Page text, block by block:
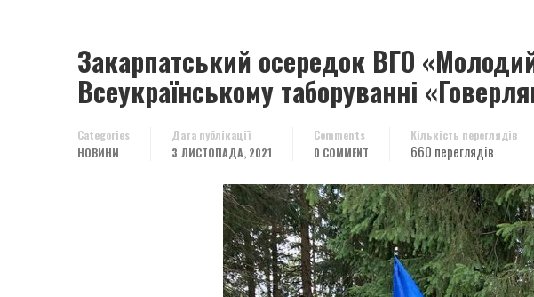
Закарпатський осередок ВГО
Всеукраїнському таборуванні
Categories
НОВИНИ
Дата публікації
3 ЛИСТОПАДА, 2021
Comments
0 COMMENT
Кількість переглядів
660 переглядів